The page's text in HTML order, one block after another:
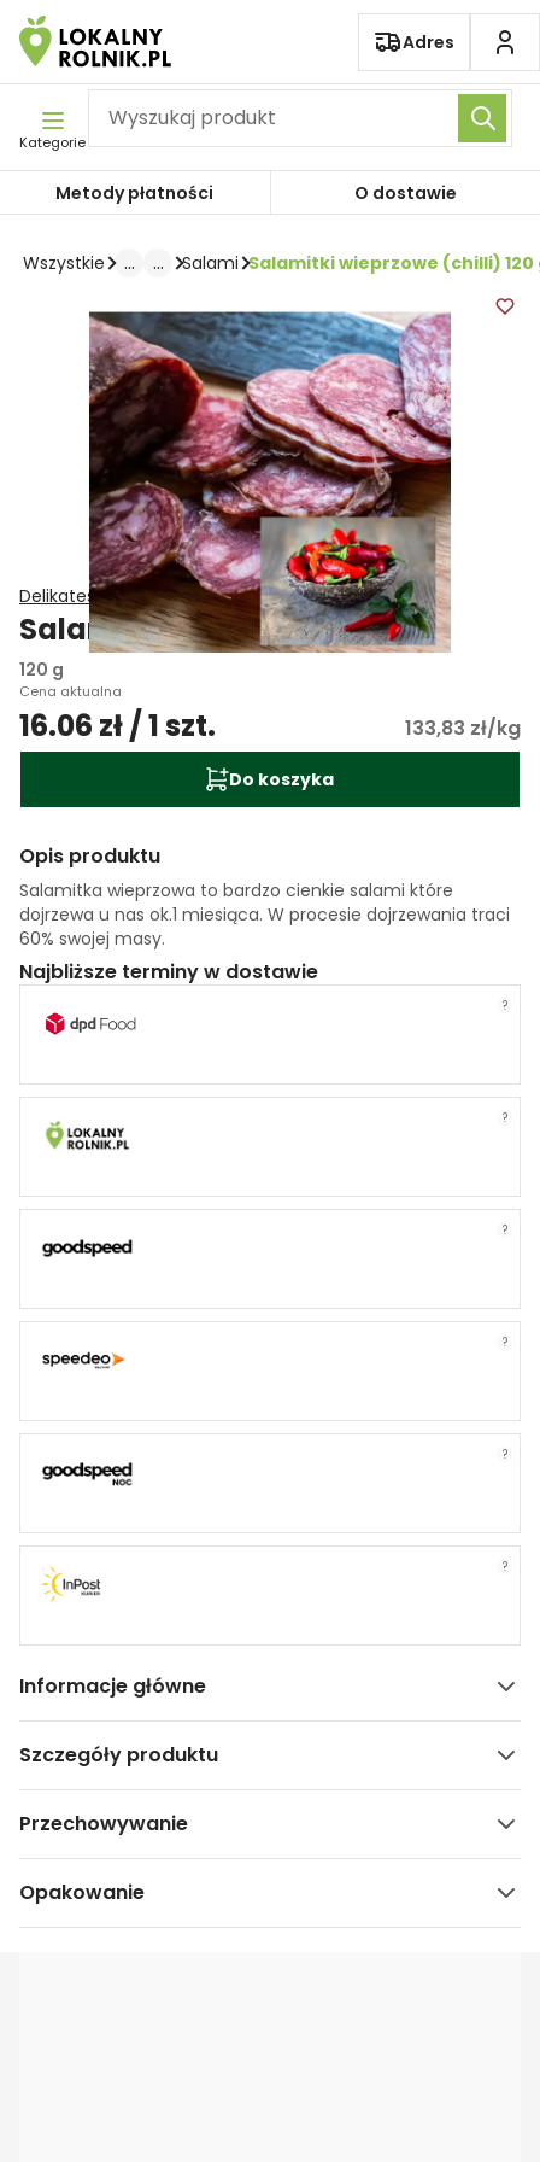
Pomiń nawigację
Adres
Kategorie
Metody płatności O dostawie
Wszystkie ... ... Salami Salamitki wieprzowe (chilli) 120
Delikatesy Smakosza
Salamitki wieprzowe (chilli)
120 g
Cena aktualna
16.06 zł / 1 szt. 133,83 zł/kg
Do koszyka
Opis produktu
Salamitka wieprzowa to bardzo cienkie salami które
dojrzewa u nas ok.1 miesiąca. W procesie dojrzewania traci
60% swojej masy.
Najbliższe terminy w dostawie
?
?
?
?
?
?
Informacje główne
Szczegóły produktu
Przechowywanie
Opakowanie